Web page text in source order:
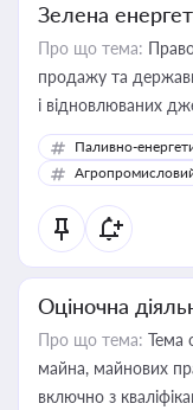
Зелена
Про що тема:
продажу та
і відновлюваних
Паливно-
Оціночна
Про що тема: Тема
майна, майнових
включно з